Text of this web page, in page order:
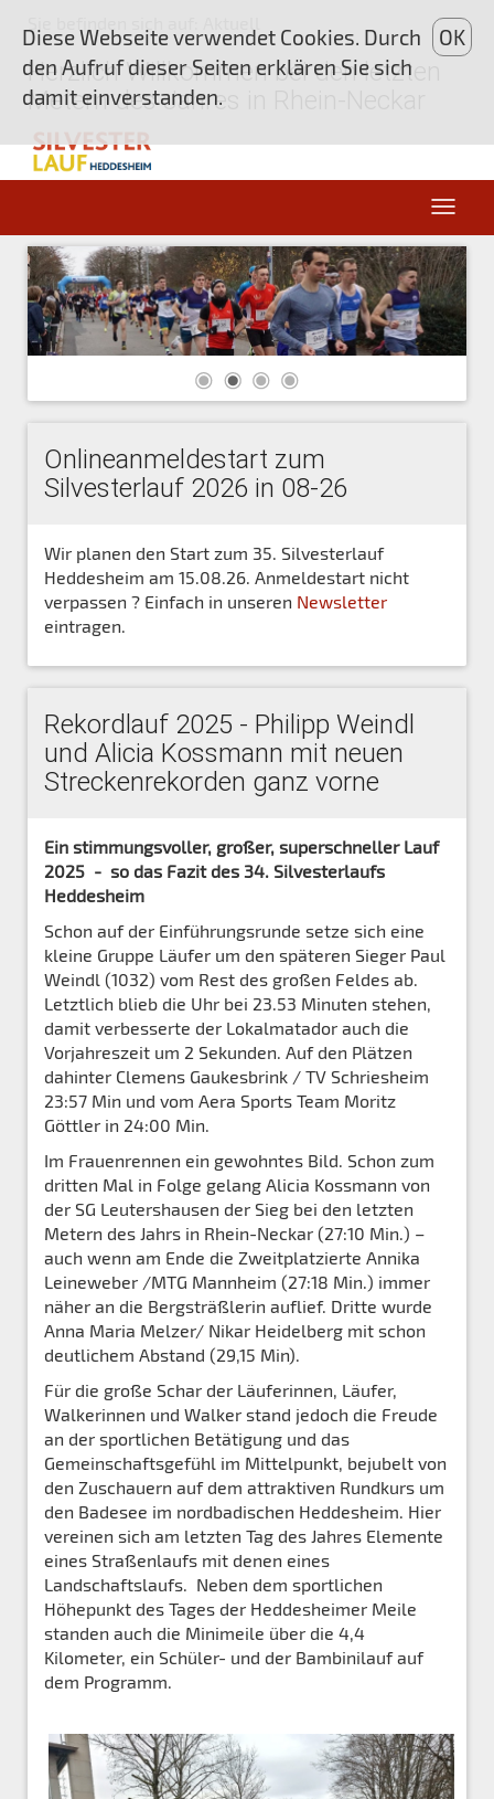
Herzlich Willkommen bei den letzten
Metern des Jahres in Rhein-Neckar
Onlineanmeldestart zum
Silvesterlauf 2026 in 08-26
Wir planen den Start zum 35. Silvesterlauf
Heddesheim am 15.08.26. Anmeldestart nicht
verpassen ? Einfach in unseren Newsletter
eintragen.
Rekordlauf 2025 - Philipp Weindl
und Alicia Kossmann mit neuen
Streckenrekorden ganz vorne
Ein stimmungsvoller, großer, superschneller Lauf
2025 - so das Fazit des 34. Silvesterlaufs
Heddesheim
Schon auf der Einführungsrunde setze sich eine
kleine Gruppe Läufer um den späteren Sieger Paul
Weindl (1032) vom Rest des großen Feldes ab.
Letztlich blieb die Uhr bei 23.53 Minuten stehen,
damit verbesserte der Lokalmatador auch die
Vorjahreszeit um 2 Sekunden. Auf den Plätzen
dahinter Clemens Gaukesbrink / TV Schriesheim
23:57 Min und vom Aera Sports Team Moritz
Göttler in 24:00 Min.
Im Frauenrennen ein gewohntes Bild. Schon zum
dritten Mal in Folge gelang Alicia Kossmann von
der SG Leutershausen der Sieg bei den letzten
Metern des Jahrs in Rhein-Neckar (27:10 Min.) –
auch wenn am Ende die Zweitplatzierte Annika
Leineweber /MTG Mannheim (27:18 Min.) immer
näher an die Bergsträßlerin auflief. Dritte wurde
Anna Maria Melzer/ Nikar Heidelberg mit schon
deutlichem Abstand (29,15 Min).
Für die große Schar der Läuferinnen, Läufer,
Walkerinnen und Walker stand jedoch die Freude
an der sportlichen Betätigung und das
Gemeinschaftsgefühl im Mittelpunkt, bejubelt von
den Zuschauern auf dem attraktiven Rundkurs um
den Badesee im nordbadischen Heddesheim. Hier
vereinen sich am letzten Tag des Jahres Elemente
eines Straßenlaufs mit denen eines
Landschaftslaufs. Neben dem sportlichen
Höhepunkt des Tages der Heddesheimer Meile
standen auch die Minimeile über die 4,4
Kilometer, ein Schüler- und der Bambinilauf auf
dem Programm.
Diese Webseite verwendet Cookies. Durch
den Aufruf dieser Seiten erklären Sie sich
damit einverstanden.
OK